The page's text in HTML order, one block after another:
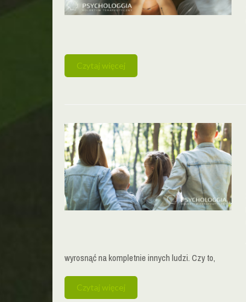
Czytaj więcej
wyrosnąć na kompletnie innych ludzi. Czy to,
Czytaj więcej